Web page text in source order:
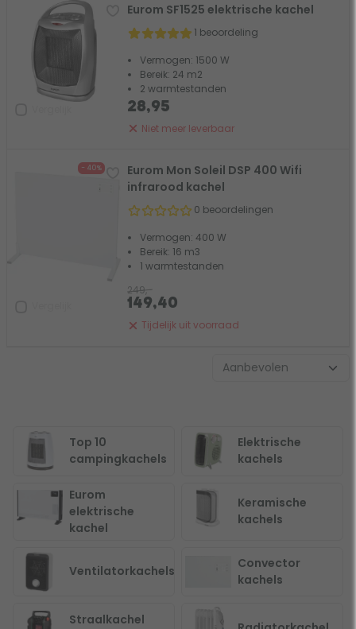
Eurom SF1525 elektrische kachel
1 beoordeling
Vermogen: 1500 W
Bereik: 24 m2
2 warmtestanden
Niet meer leverbaar
28,95
- 40%
Eurom Mon Soleil DSP 400 Wifi
infrarood kachel
0 beoordelingen
Vermogen: 400 W
Bereik: 16 m3
1 warmtestanden
Tijdelijk uit voorraad
249,-
149,40
Top 10
campingkachels
Elektrische
kachels
Eurom
elektrische
kachel
Keramische
kachels
Ventilatorkachels
Convector
kachels
Straalkachel